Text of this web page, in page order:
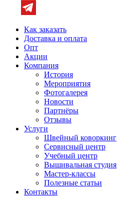
Как заказать
Доставка и оплата
Опт
Акции
Компания
История
Мероприятия
Фотогалерея
Новости
Партнёры
Отзывы
Услуги
Швейный коворкинг
Сервисный центр
Учебный центр
Вышивальная студия
Мастер-классы
Полезные статьи
Контакты